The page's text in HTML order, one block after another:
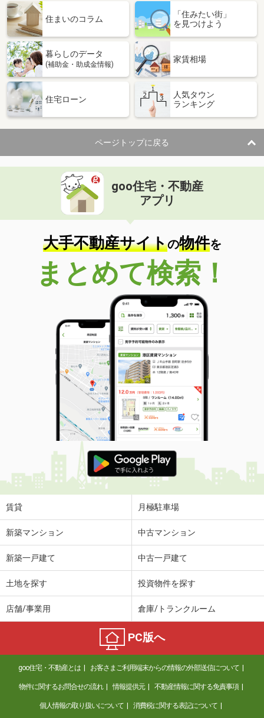
住まいのコラム
「住みたい街」
を見つけよう
暮らしのデータ
(補助金・助成金情報)
家賃相場
住宅ローン
人気タウン
ランキング
ページトップに戻る
goo住宅・不動産
アプリ
大手不動産サイトの物件を
まとめて検索！
賃貸 月極駐車場
新築マンション 中古マンション
新築一戸建て 中古一戸建て
土地を探す 投資物件を探す
店舗/事業用 倉庫/トランクルーム
PC版へ
goo住宅・不動産とは お客さまご利用端末からの情報の外部送信について
物件に関するお問合せの流れ 情報提供元 不動産情報に関する免責事項
個人情報の取り扱いについて 消費税に関する表記について